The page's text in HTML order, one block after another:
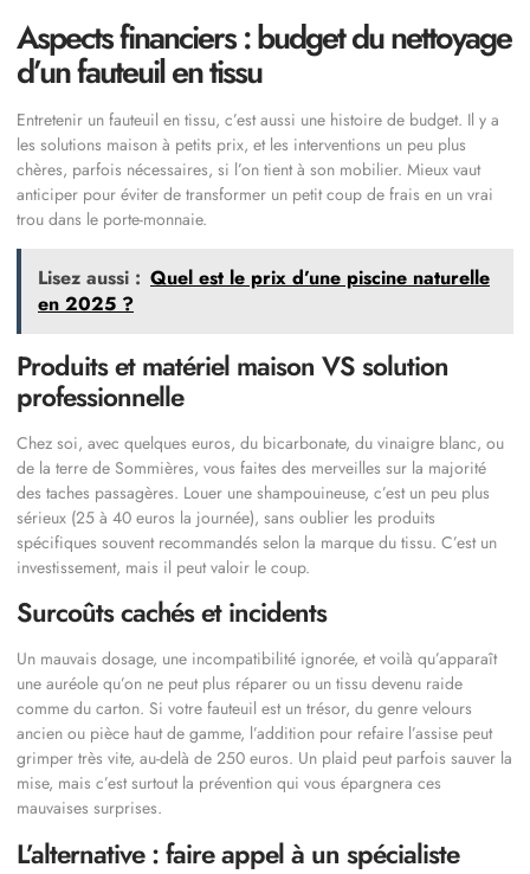
Aspects financiers : budget du nettoyage
d’un fauteuil en tissu
Entretenir un fauteuil en tissu, c’est aussi une histoire de budget. Il y a
les solutions maison à petits prix, et les interventions un peu plus
chères, parfois nécessaires, si l’on tient à son mobilier. Mieux vaut
anticiper pour éviter de transformer un petit coup de frais en un vrai
trou dans le porte-monnaie.
Lisez aussi : Quel est le prix d’une piscine naturelle
en 2025 ?
Produits et matériel maison VS solution
professionnelle
Chez soi, avec quelques euros, du bicarbonate, du vinaigre blanc, ou
de la terre de Sommières, vous faites des merveilles sur la majorité
des taches passagères. Louer une shampouineuse, c’est un peu plus
sérieux (25 à 40 euros la journée), sans oublier les produits
spécifiques souvent recommandés selon la marque du tissu. C’est un
investissement, mais il peut valoir le coup.
Surcoûts cachés et incidents
Un mauvais dosage, une incompatibilité ignorée, et voilà qu’apparaît
une auréole qu’on ne peut plus réparer ou un tissu devenu raide
comme du carton. Si votre fauteuil est un trésor, du genre velours
ancien ou pièce haut de gamme, l’addition pour refaire l’assise peut
grimper très vite, au-delà de 250 euros. Un plaid peut parfois sauver la
mise, mais c’est surtout la prévention qui vous épargnera ces
mauvaises surprises.
L’alternative : faire appel à un spécialiste